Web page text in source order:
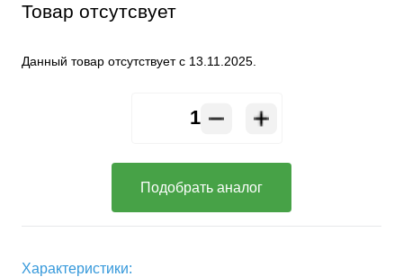
Товар отсутсвует
Данный товар отсутствует с 13.11.2025.
Подобрать аналог
Характеристики: